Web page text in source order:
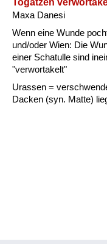
Togatzen
Maxa Danesi
Wenn eine Wunde
und/oder Wien: Die
einer Schatulle sind
"verwortakelt"
Urassen =
Dacken (syn. Matte)